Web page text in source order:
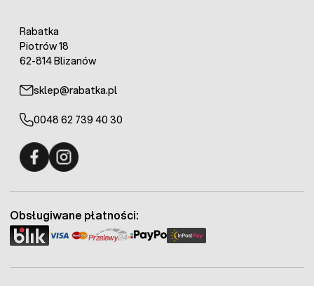
Rabatka
Piotrów 18
62-814 Blizanów
sklep@rabatka.pl
0048 62 739 40 30
Fermo - facebook
Fermo - Instagram
Obsługiwane płatności: